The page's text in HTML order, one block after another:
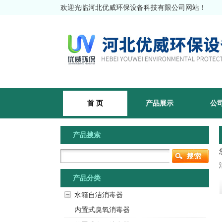
欢迎光临河北优威环保设备科技有限公司网站！
首 页 产品展示 公
产品搜索
产品分类
水箱自洁消毒器
内置式臭氧消毒器